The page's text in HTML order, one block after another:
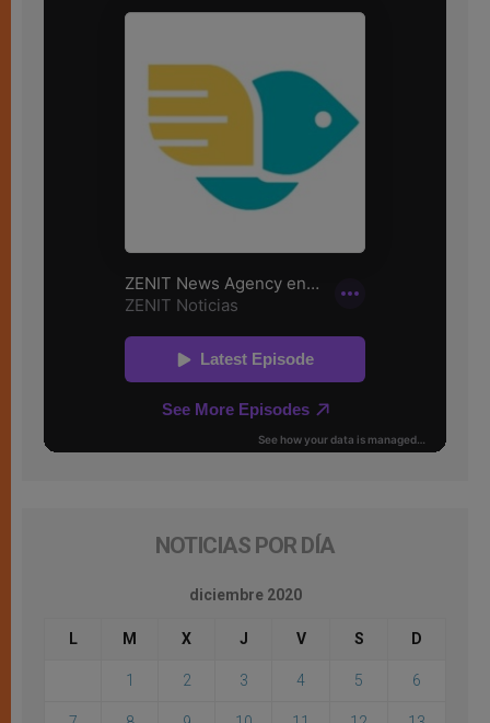
NOTICIAS POR DÍA
diciembre 2020
L M X J V S D
1 2 3 4 5 6